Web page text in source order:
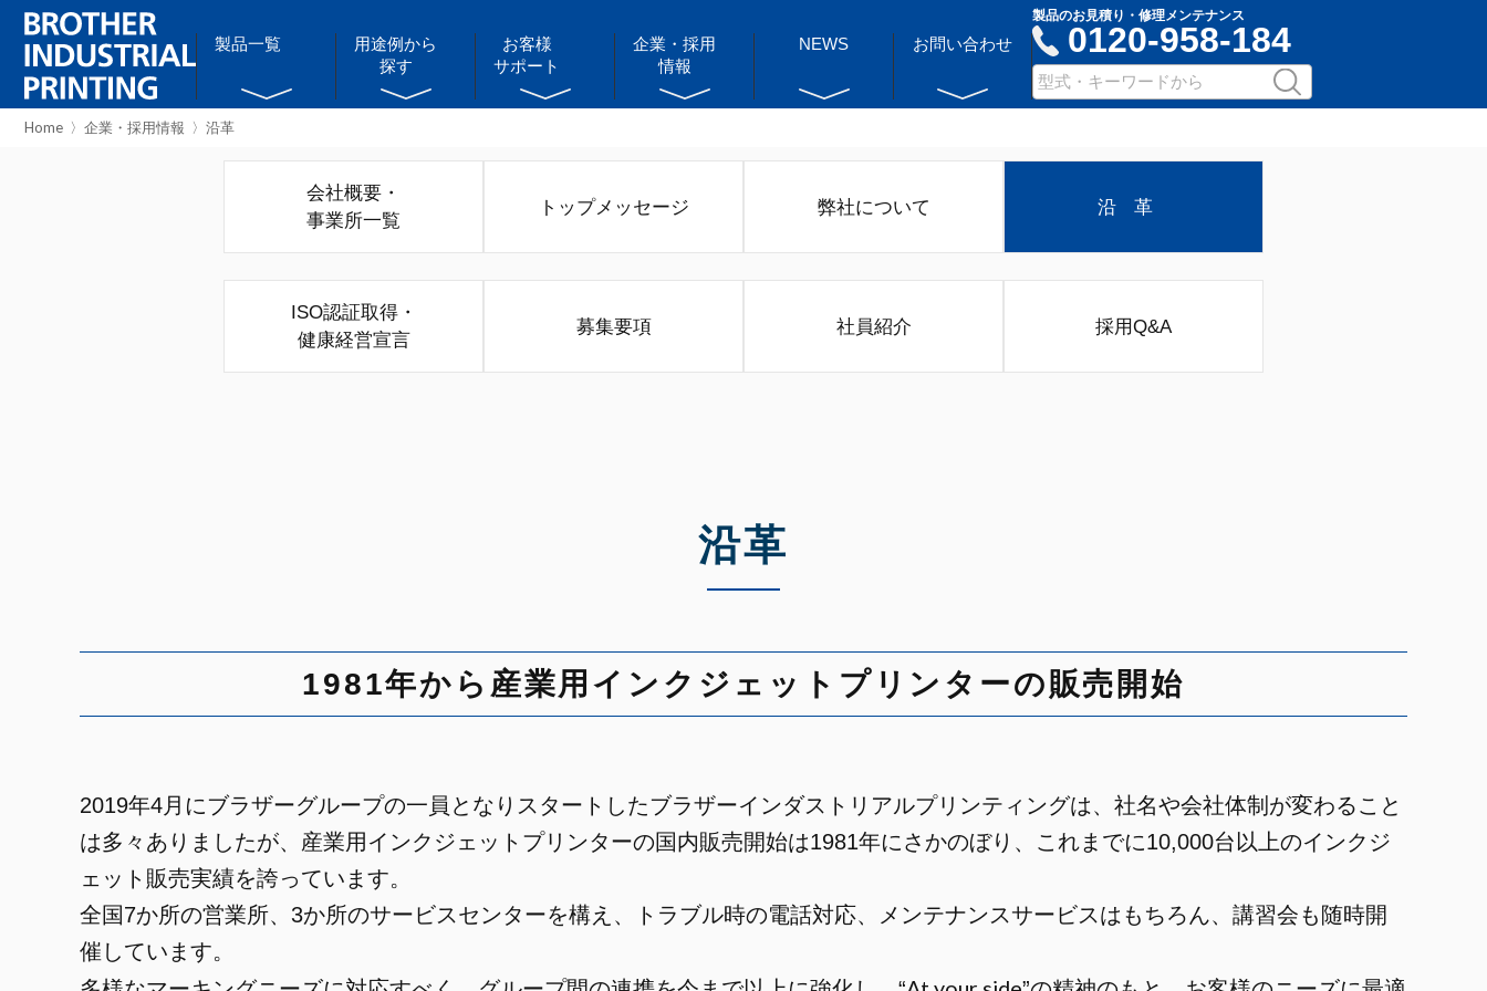
製品一覧
用途例から
探す
お客様
サポート
企業・採用
情報
NEWS お問い合わせ
製品のお見積り・修理メンテナンス
0120-958-184
サ
イ
入
検
Home 企業・採用情報 沿革
会社概要・
事業所一覧
トップメッセージ 弊社について 沿革
ISO認証取得・
健康経営宣言
募集要項 社員紹介 採用Q&A
沿革
1981年から産業用インクジェットプリンターの販売開始
2019年4月にブラザーグループの一員となりスタートしたブラザーインダストリアルプリンティングは、社名や会社体制が変わること
は多々ありましたが、産業用インクジェットプリンターの国内販売開始は1981年にさかのぼり、これまでに10,000台以上のインクジ
ェット販売実績を誇っています。
全国7か所の営業所、3か所のサービスセンターを構え、トラブル時の電話対応、メンテナンスサービスはもちろん、講習会も随時開
催しています。